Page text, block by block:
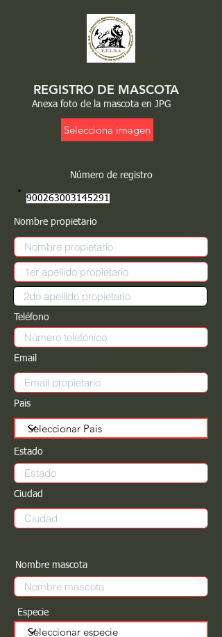
REGISTRO DE MASCOTA
Anexa foto de la mascota en JPG
Selecciona imagen
Número de registro
900263003145291
Nombre propietario
Teléfono
Email
Pais
Estado
Ciudad
Nombre mascota
Especie